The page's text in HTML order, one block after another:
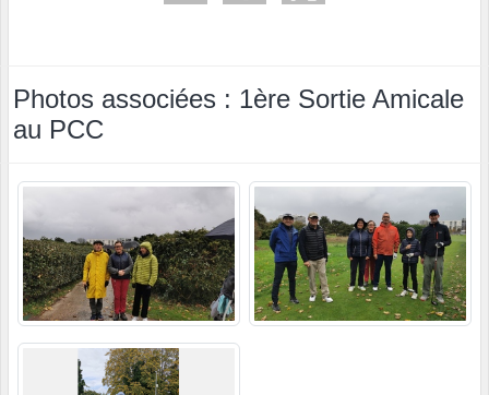
Photos associées : 1ère Sortie Amicale
au PCC